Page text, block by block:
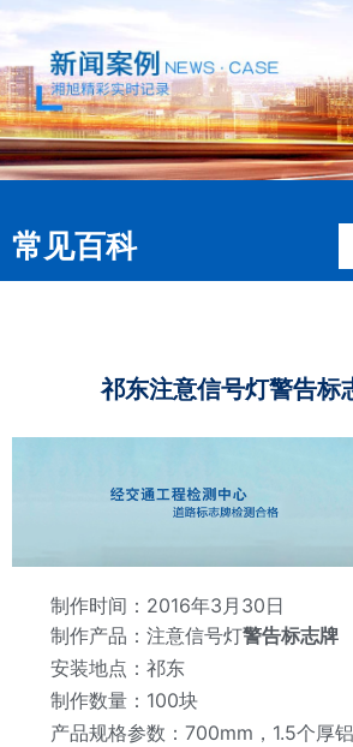
常见百科
祁东注意信号灯警告标
制作时间：2016年3月30日
制作产品： 注意信号灯警告标志牌
安装地点：祁东
制作数量：100块
产品规格参数：700mm，1.5个厚